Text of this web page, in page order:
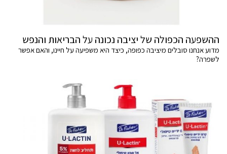
ההשפעה הכפולה של יציבה נכונה על הבריאות והנפש
מדוע אנחנו סובלים מיציבה כפופה, כיצד היא משפיעה על חיינו, והאם אפשר
לשפרה?